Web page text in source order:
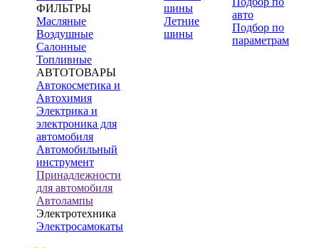
ФИЛЬТРЫ
Масляные
Воздушные
Салонные
Топливные
АВТОТОВАРЫ
Автокосметика и
Автохимия
Электрика и
электроника для
автомобиля
Автомобильный
инструмент
Принадлежности
для автомобиля
Автолампы
Электротехника
Электросамокаты
шины
Летние
шины
авто
Подбор по
параметрам